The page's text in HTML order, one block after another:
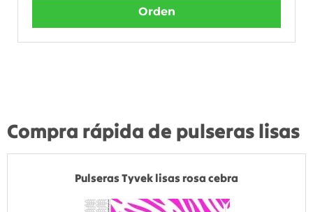
Orden
Compra rápida de pulseras lisas
Pulseras Tyvek lisas rosa cebra